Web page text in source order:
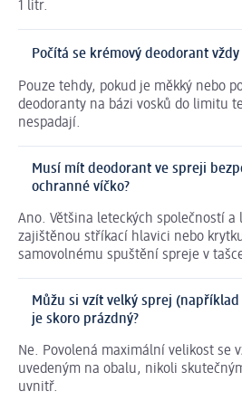
1 litr.
Počítá se krémový deodorant
Pouze tehdy, pokud je měkký nebo
deodoranty na bázi vosků do limitu
nespadají.
Musí mít deodorant ve spreji
ochranné víčko?
Ano. Většina leteckých společností a
zajištěnou stříkací hlavici nebo
samovolnému spuštění spreje v
Můžu si vzít velký sprej (například
je skoro prázdný?
Ne. Povolená maximální velikost se
uvedeným na obalu, nikoli
uvnitř.